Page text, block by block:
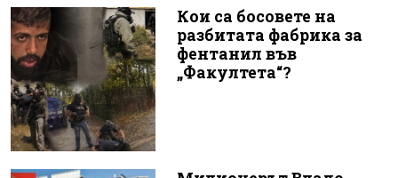
Кои са босовете на
разбитата фабрика за
фентанил във
„Факултета“?